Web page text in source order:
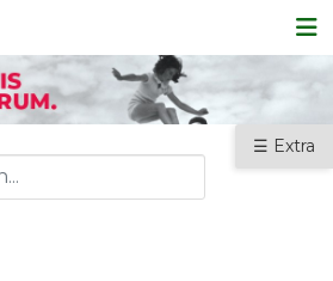
☰ Extra